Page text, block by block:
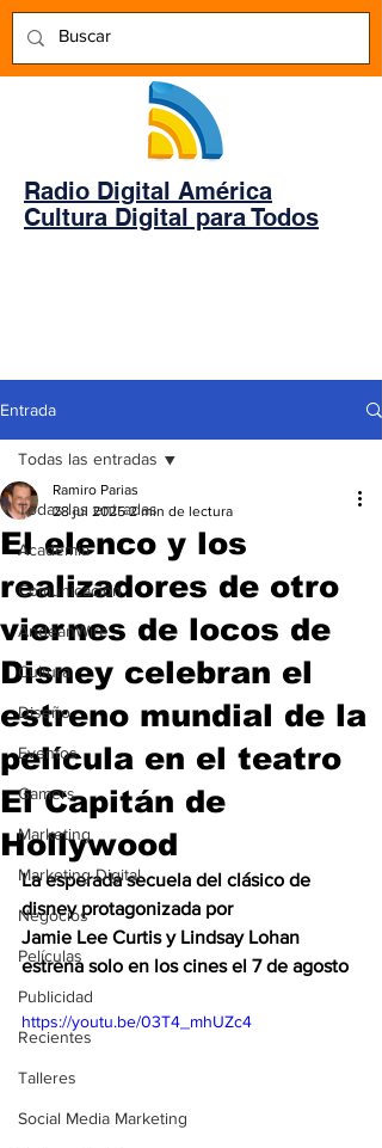
Radio Digital América
Cultura Digital para Todos
Entrada
Todas las entradas
Academia
Comunicación
AndeanWire
Cultura
Diseño
Eventos
Gamers
Marketing
Marketing Digital
Negocios
Películas
Publicidad
Recientes
Talleres
Social Media Marketing
Todas las entradas
El elenco y los
realizadores de otro
viernes de locos de
Disney celebran el
estreno mundial de la
película en el teatro
El Capitán de
Hollywood
Ramiro Parias
28 jul 2025 2 min de lectura
La esperada secuela del clásico de
disney protagonizada por
Jamie Lee Curtis y Lindsay Lohan
estrena solo en los cines el 7 de agosto
https://youtu.be/03T4_mhUZc4